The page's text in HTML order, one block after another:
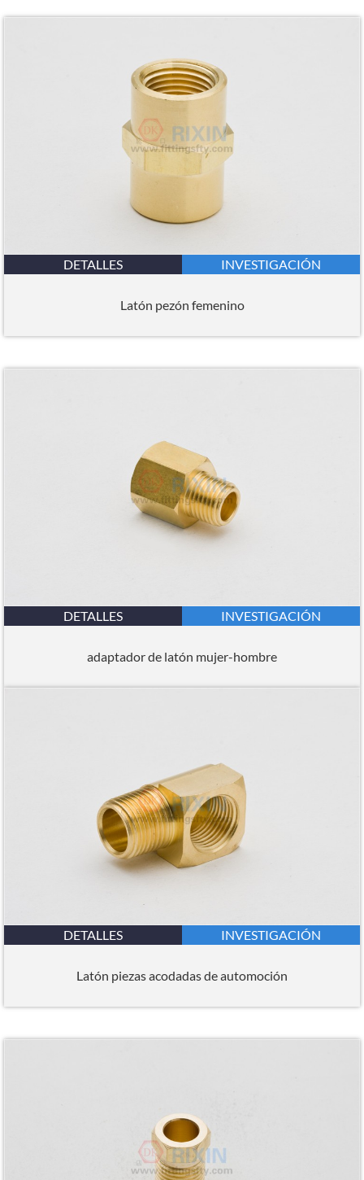
DETALLES INVESTIGACIÓN
Latón pezón femenino
DETALLES INVESTIGACIÓN
adaptador de latón mujer-hombre
DETALLES INVESTIGACIÓN
Latón piezas acodadas de automoción